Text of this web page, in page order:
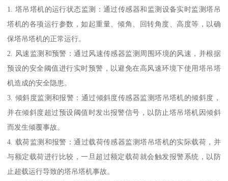
1. 塔吊塔机的运行状态监测：通过传感器和监测设备实时监测塔吊
塔机的各项运行参数，如起重量、倾角、回转角度、高度等，以确
保塔吊塔机的正常运行。
2. 风速监测和预警：通过风速传感器监测周围环境的风速，并根据
预设的安全阈值进行实时预警，以避免在高风速环境下使用塔吊塔
机造成的安全隐患。
3. 倾斜度监测和报警：通过倾斜度传感器监测塔吊塔机的倾斜度，
并在倾斜度超过预设阈值时发出报警信号，以防止塔吊塔机因倾斜
而发生倾覆事故。
4. 载荷监测和报警：通过载荷传感器监测塔吊塔机的实际载荷，并
与额定载荷进行比较，一旦超过额定载荷就会触发报警系统，以防
止超载运行导致的塔吊塔机事故。